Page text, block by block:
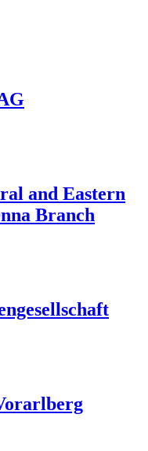
and Eastern
Branch